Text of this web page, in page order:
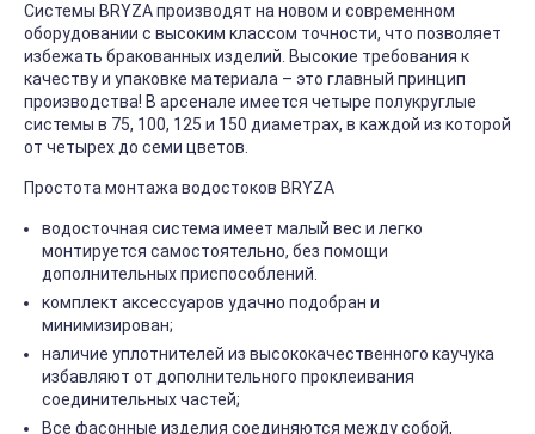
Системы BRYZA производят на новом и современном
оборудовании с высоким классом точности, что позволяет
избежать бракованных изделий. Высокие требования к
качеству и упаковке материала – это главный принцип
производства! В арсенале имеется четыре полукруглые
системы в 75, 100, 125 и 150 диаметрах, в каждой из которой
от четырех до семи цветов.
Простота монтажа водостоков BRYZA
водосточная система имеет малый вес и легко
монтируется самостоятельно, без помощи
дополнительных приспособлений.
комплект аксессуаров удачно подобран и
минимизирован;
наличие уплотнителей из высококачественного каучука
избавляют от дополнительного проклеивания
соединительных частей;
Все фасонные изделия соединяются между собой,